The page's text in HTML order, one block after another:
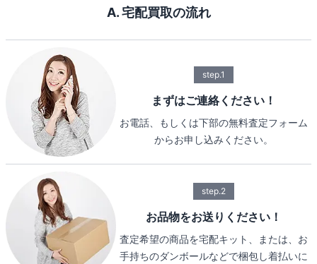
A. 宅配買取の流れ
step.1
まずはご連絡ください！
お電話、もしくは下部の無料査定フォーム
からお申し込みください。
step.2
お品物をお送りください！
査定希望の商品を宅配キット、または、お
手持ちのダンボールなどで梱包し着払いに